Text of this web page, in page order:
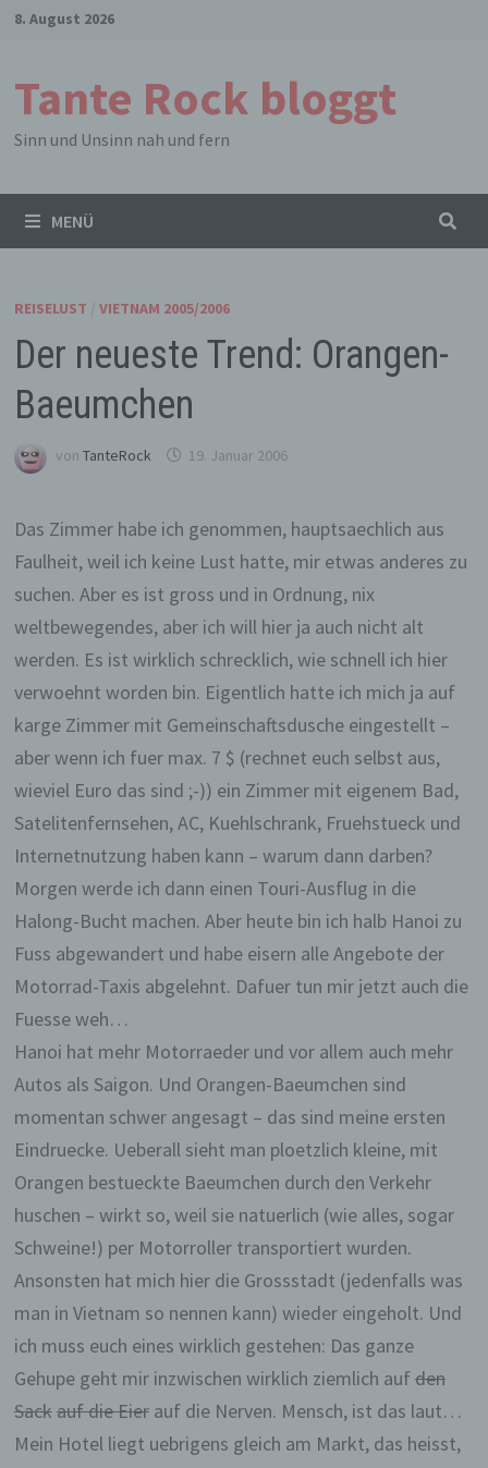
Zum8. August 2026
Tante Rock bloggt
Sinn und Unsinn nah und fern
MENÜ
REISELUST VIETNAM 2005/2006
Der neueste Trend: Orangen-
Baeumchen
von TanteRock 19. Januar 2006
Das Zimmer habe ich genommen, hauptsaechlich aus
Faulheit, weil ich keine Lust hatte, mir etwas anderes zu
suchen. Aber es ist gross und in Ordnung, nix
weltbewegendes, aber ich will hier ja auch nicht alt
werden. Es ist wirklich schrecklich, wie schnell ich hier
verwoehnt worden bin. Eigentlich hatte ich mich ja auf
karge Zimmer mit Gemeinschaftsdusche eingestellt –
aber wenn ich fuer max. 7 $ (rechnet euch selbst aus,
wieviel Euro das sind ;-)) ein Zimmer mit eigenem Bad,
Satelitenfernsehen, AC, Kuehlschrank, Fruehstueck und
Internetnutzung haben kann – warum dann darben?
Morgen werde ich dann einen Touri-Ausflug in die
Halong-Bucht machen. Aber heute bin ich halb Hanoi zu
Fuss abgewandert und habe eisern alle Angebote der
Motorrad-Taxis abgelehnt. Dafuer tun mir jetzt auch die
Fuesse weh…
Hanoi hat mehr Motorraeder und vor allem auch mehr
Autos als Saigon. Und Orangen-Baeumchen sind
momentan schwer angesagt – das sind meine ersten
Eindruecke. Ueberall sieht man ploetzlich kleine, mit
Orangen bestueckte Baeumchen durch den Verkehr
huschen – wirkt so, weil sie natuerlich (wie alles, sogar
Schweine!) per Motorroller transportiert wurden.
Ansonsten hat mich hier die Grossstadt (jedenfalls was
man in Vietnam so nennen kann) wieder eingeholt. Und
ich muss euch eines wirklich gestehen: Das ganze
Gehupe geht mir inzwischen wirklich ziemlich aufden
Sackauf die Eierauf die Nerven. Mensch, ist das laut…
Mein Hotel liegt uebrigens gleich am Markt, das heisst,